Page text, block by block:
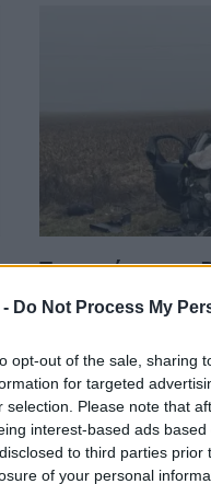
- Do Not Process My
opt-out of the sale, sharing
for targeted
selection. Please note that
interest-based ads
to third parties
of your personal
Τροχαίο στη
νεκρούς
είναι
Βρέθηκε ότι
βαν…
Πε, 29 Ιαν 2026 12:02